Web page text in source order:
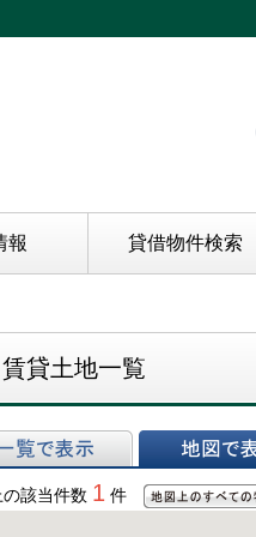
報 貸借物件検索
賃貸土地一覧
該当件数 1 件